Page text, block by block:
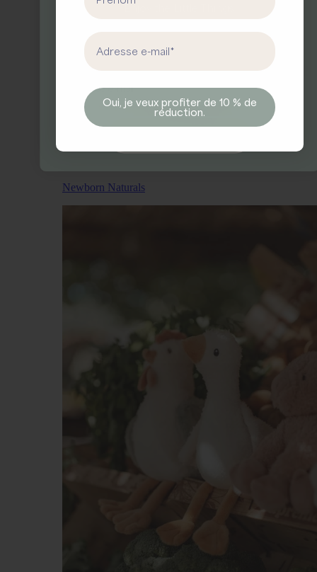
Newborn Naturals
Enjoy the Little Things.
First NameEmail address
Oui, je veux profiter de 10 % de
réduction.